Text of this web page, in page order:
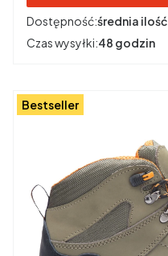
Dostępność:średnia ilość
Czas wysyłki:48 godzin
Bestseller